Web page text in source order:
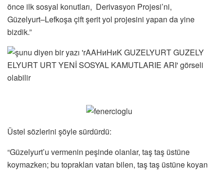
önce ilk sosyal konutları, Derivasyon Projesi’ni,
Güzelyurt–Lefkoşa çift şerit yol projesini yapan da yine
bizdik.”
Üstel sözlerini şöyle sürdürdü:
“Güzelyurt’u vermenin peşinde olanlar, taş taş üstüne
koymazken; bu toprakları vatan bilen, taş taş üstüne koyan